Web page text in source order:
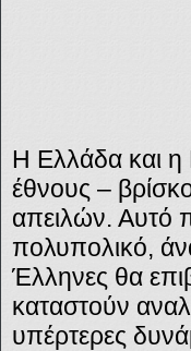
Η Ελλάδα και η
έθνους –
απειλών. Αυτό
πολυπολικό,
Έλληνες θα
καταστούν
υπέρτερες